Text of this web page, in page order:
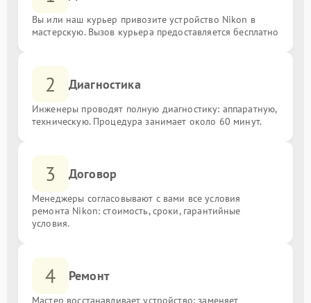
Вы или наш курьер привозите устройство Nikon в
мастерскую. Вызов курьера предоставляется бесплатно
2 Диагностика
Инженеры проводят полную диагностику: аппаратную,
техническую. Процедура занимает около 60 минут.
3 Договор
Менеджеры согласовывают с вами все условия
ремонта Nikon: стоимость, сроки, гарантийные
условия.
4 Ремонт
Мастер восстанавливает устройство: заменяет